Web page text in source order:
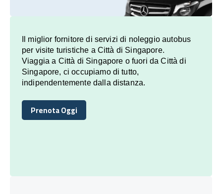
Il miglior fornitore di servizi di noleggio autobus
per visite turistiche a Città di Singapore.
Viaggia a Città di Singapore o fuori da Città di
Singapore, ci occupiamo di tutto,
indipendentemente dalla distanza.
Prenota Oggi
Prenota Oggi